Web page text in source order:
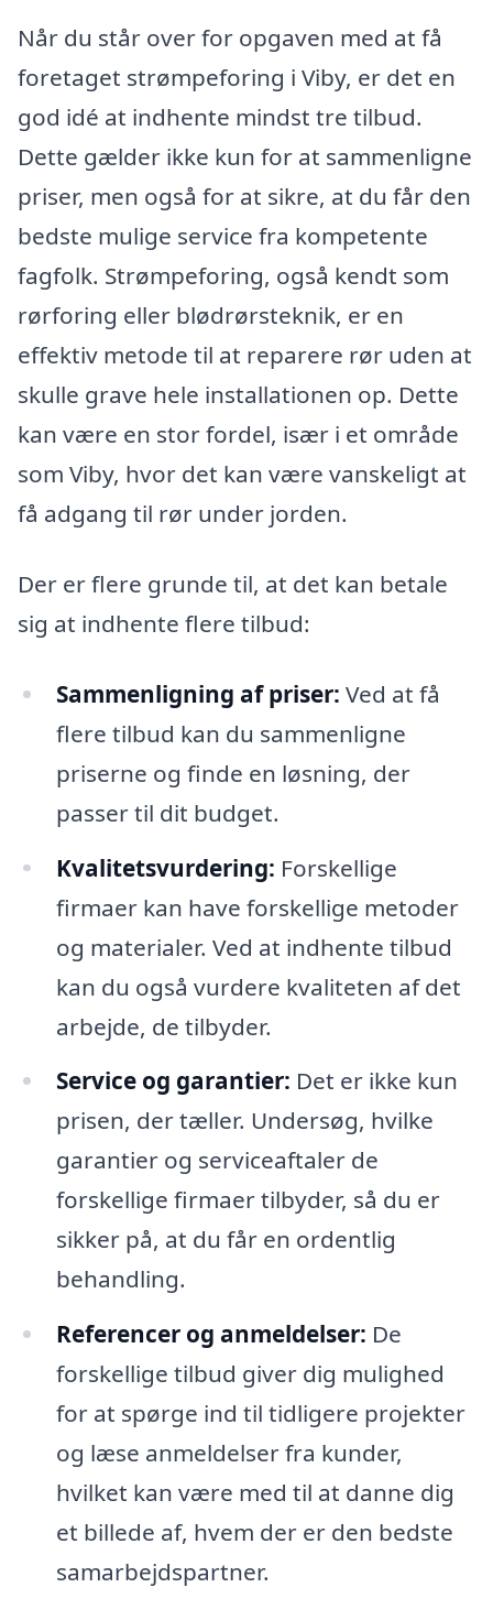
Når du står over for opgaven med at få
foretaget strømpeforing i Viby, er det en
god idé at indhente mindst tre tilbud.
Dette gælder ikke kun for at sammenligne
priser, men også for at sikre, at du får den
bedste mulige service fra kompetente
fagfolk. Strømpeforing, også kendt som
rørforing eller blødrørsteknik, er en
effektiv metode til at reparere rør uden at
skulle grave hele installationen op. Dette
kan være en stor fordel, især i et område
som Viby, hvor det kan være vanskeligt at
få adgang til rør under jorden.
Der er flere grunde til, at det kan betale
sig at indhente flere tilbud:
Sammenligning af priser: Ved at få
flere tilbud kan du sammenligne
priserne og finde en løsning, der
passer til dit budget.
Kvalitetsvurdering: Forskellige
firmaer kan have forskellige metoder
og materialer. Ved at indhente tilbud
kan du også vurdere kvaliteten af det
arbejde, de tilbyder.
Service og garantier: Det er ikke kun
prisen, der tæller. Undersøg, hvilke
garantier og serviceaftaler de
forskellige firmaer tilbyder, så du er
sikker på, at du får en ordentlig
behandling.
Referencer og anmeldelser: De
forskellige tilbud giver dig mulighed
for at spørge ind til tidligere projekter
og læse anmeldelser fra kunder,
hvilket kan være med til at danne dig
et billede af, hvem der er den bedste
samarbejdspartner.